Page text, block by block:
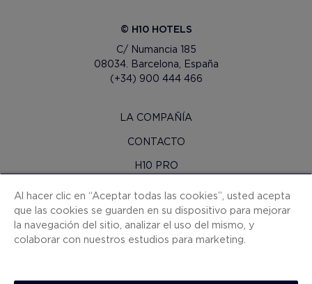
© H10 HOTELS
C/ Numancia 185
08034. Barcelona, España
(+34) 900 444 466
LA COMPAÑÍA
CONTACTO
H10 PRO
SALA DE PRENSA
MAPA WEB
CONDICIONES CONTRATACIÓN
Al hacer clic en “Aceptar todas las cookies”, usted acepta
que las cookies se guarden en su dispositivo para mejorar
la navegación del sitio, analizar el uso del mismo, y
colaborar con nuestros estudios para marketing.